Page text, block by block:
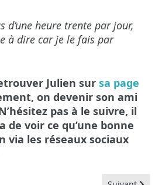
d’une heure trente par jour,
à dire car je le fais par
Julien sur sa page
on devenir son ami
pas à le suivre, il
de voir ce qu’une bonne
via les réseaux sociaux